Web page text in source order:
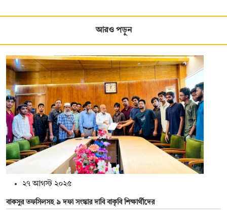
আরও পড়ুন
২৭ আগস্ট ২০২৫
বাকসুর তফসিলসহ ৯ দফা সংস্কার দাবি বাকৃবি শিক্ষার্থীদের